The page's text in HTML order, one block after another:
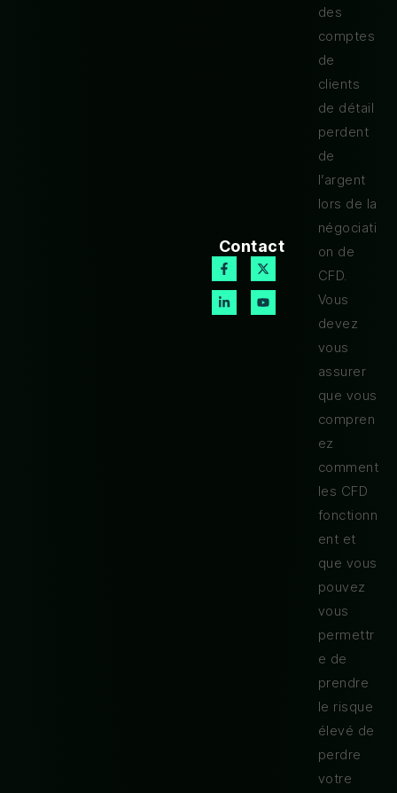
Contact
des
comptes
de
clients
de détail
perdent
de
l’argent
lors de la
négociati
on de
CFD.
Vous
devez
vous
assurer
que vous
compren
ez
comment
les CFD
fonctionn
ent et
que vous
pouvez
vous
permettr
e de
prendre
le risque
élevé de
perdre
votre